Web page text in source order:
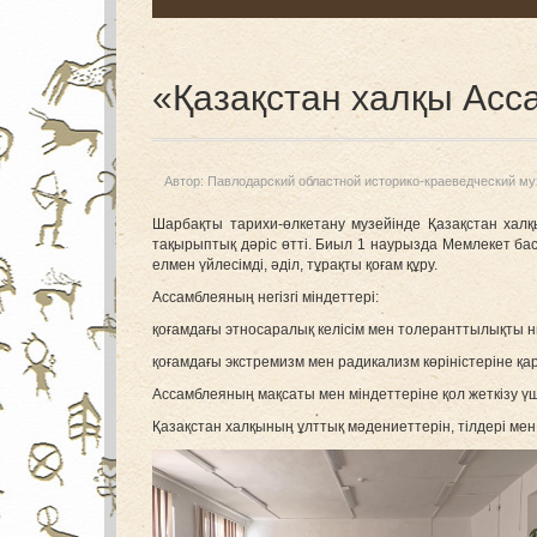
«Қазақстан халқы
Автор: Павлодарский областной историко-краеведческий
Шарбақты тарихи-өлкетану музейінде Қазақстан
тақырыптық дәріс өтті. Биыл 1 наурызда Мемлекет
елмен үйлесімді, әділ, тұрақты қоғам құру.
Ассамблеяның негізгі міндеттері:
қоғамдағы этносаралық келісім мен толеранттылықты
қоғамдағы экстремизм мен радикализм көріністеріне
Ассамблеяның мақсаты мен міндеттеріне қол жеткізу
Қазақстан халқының ұлттық мәдениеттерін, тілдері